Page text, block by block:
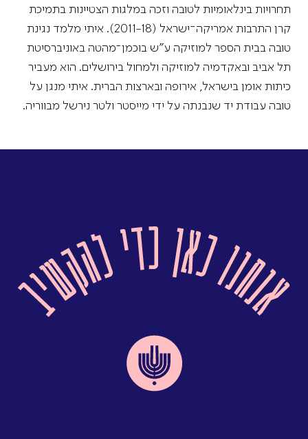
תחרויות בינלאומיות לטובה וזכה במלגות הצטיינות בתמיכת
קרן התרבות אמריקה־ישראל (2011-18). איתי מלמד נגינת
טובה בבית הספר למוזיקה ע"ש בוכמן־מהטה באוניברסיטת
תל אביב ובאקדמיה למוזיקה ולמחול בירושלים. הוא מעביר
כיתות אומן בישראל, אירופה ובארצות הברית. איתי מנגן על
טובה עבודת יד שנבנתה על ידי מייסטר ולטר נירשל מבווריה.